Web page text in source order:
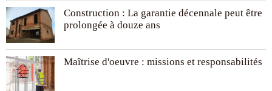
Construction : La garantie décennale peut être
prolongée à douze ans
Maîtrise d'oeuvre : missions et responsabilités